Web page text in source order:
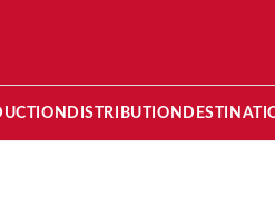
DISTRIBUTION